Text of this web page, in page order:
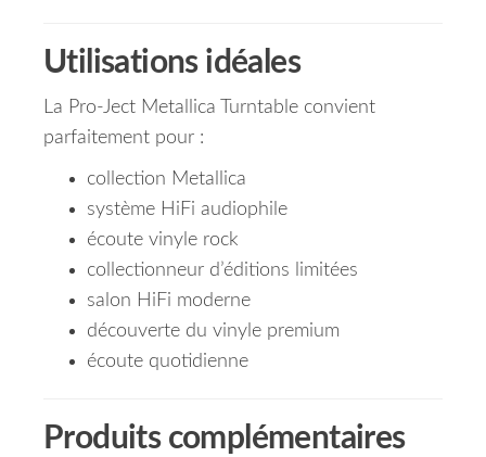
Utilisations idéales
La Pro-Ject Metallica Turntable convient
parfaitement pour :
collection Metallica
système HiFi audiophile
écoute vinyle rock
collectionneur d’éditions limitées
salon HiFi moderne
découverte du vinyle premium
écoute quotidienne
Produits complémentaires